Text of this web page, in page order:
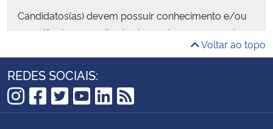
Candidatos(as) devem possuir conhecimento e/ou
experiência a respeito de algum dos componentes
Diversidade
educação ambiental e sustentabilidade
As pessoas selecionadas e convocadas terão as
Voltar ao topo
REDES SOCIAIS:
Instagram
Facebook
Twitter
YouTube
LinkedIn
RSS